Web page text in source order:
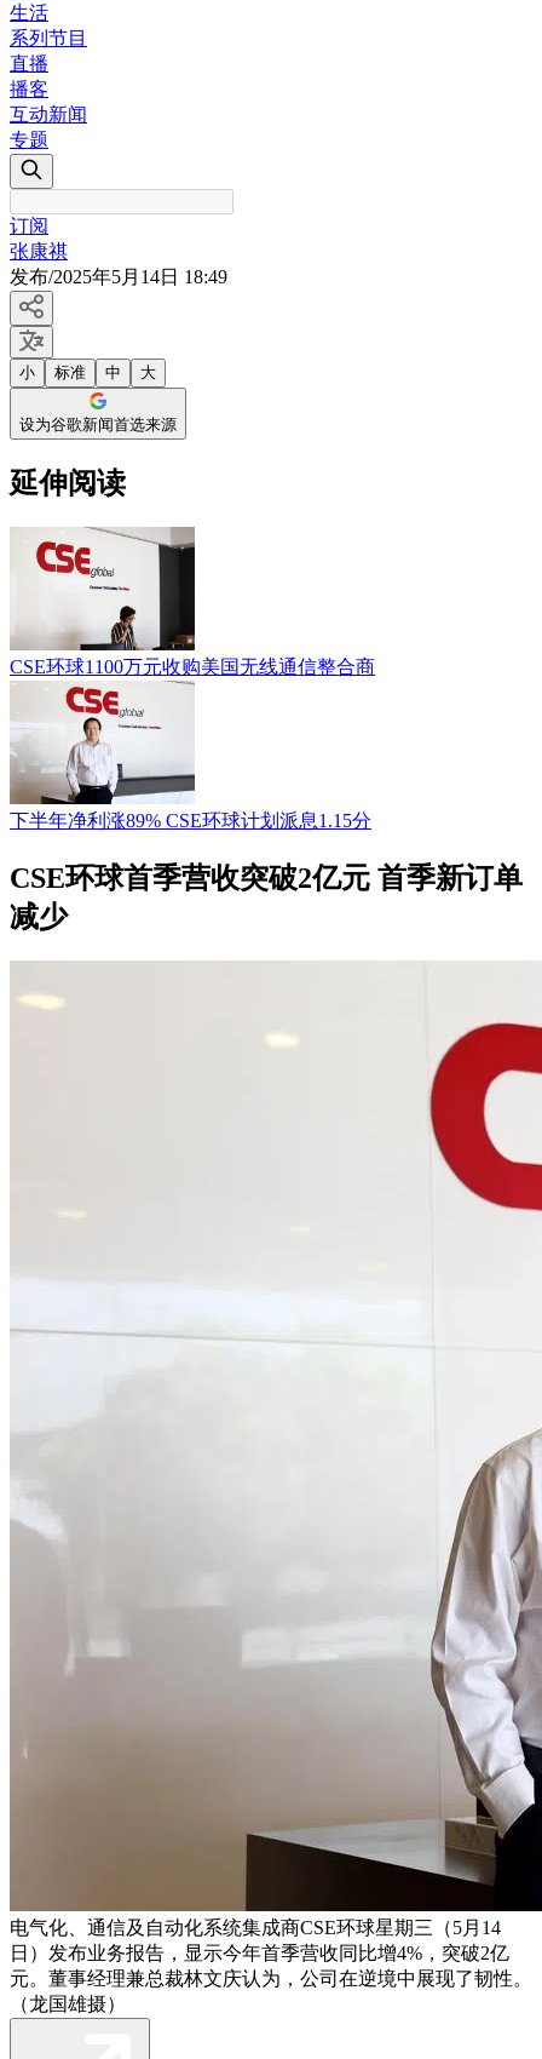
生活
系列节目
直播
播客
互动新闻
专题
订阅
张康祺
发布/2025年5月14日 18:49
小 标准 中 大
设为谷歌新闻首选来源
延伸阅读
CSE环球1100万元收购美国无线通信整合商
下半年净利涨89% CSE环球计划派息1.15分
CSE环球首季营收突破2亿元 首季新订单
减少
电气化、通信及自动化系统集成商CSE环球星期三（5月14
日）发布业务报告，显示今年首季营收同比增4%，突破2亿
元。董事经理兼总裁林文庆认为，公司在逆境中展现了韧性。
（龙国雄摄）